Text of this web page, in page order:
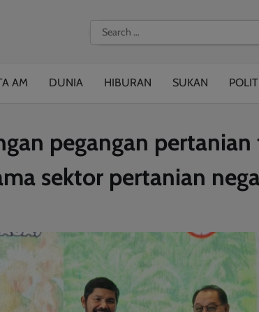
Search
for:
AM DUNIA HIBURAN SUKAN
pegangan
sektor pertanian